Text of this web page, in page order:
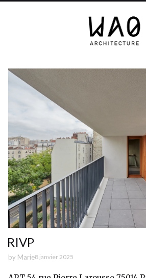
RIVP
by Marie8 janvier 2025